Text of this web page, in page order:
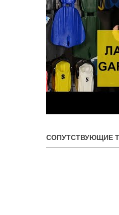
СОПУТСТВУЮЩИЕ